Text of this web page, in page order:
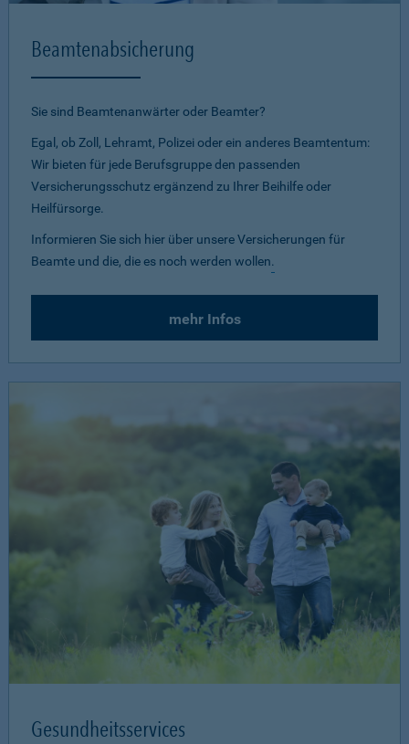
Beamtenabsicherung
Sie sind Beamtenanwärter oder Beamter?
Egal, ob Zoll, Lehramt, Polizei oder ein anderes Beamtentum:
Wir bieten für jede Berufsgruppe den passenden
Versicherungsschutz ergänzend zu Ihrer Beihilfe oder
Heilfürsorge.
Informieren Sie sich hier über unsere Versicherungen für
Beamte und die, die es noch werden wollen.
mehr Infos
Gesundheitsservices